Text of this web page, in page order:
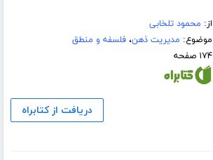
از: محمود تلخابی
موضوع: مدیریت ذهن،فلسفه و منطق
۱۷۴ صفحه
دریافت از کتابراه